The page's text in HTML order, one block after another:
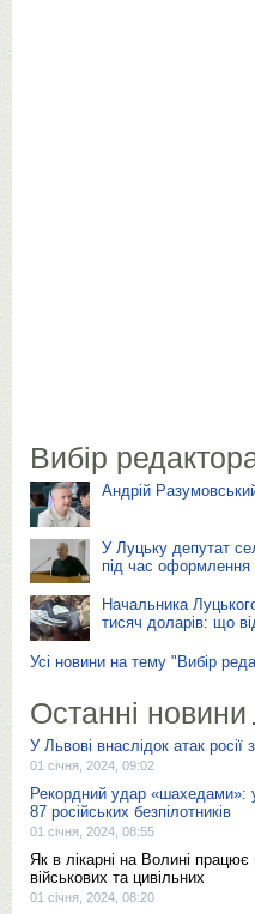
Вибір
Андрій
У Луцьку депутат
під час
Начальника
тисяч доларів: що
Усі новини на тему "Вибір
Останні новини
У Львові внаслідок атак
01 січня, 2024, 09:02
Рекордний удар «шахедами»:
87 російських безпілотників
01 січня, 2024, 08:55
Як в лікарні на Волині працює
військових та цивільних
01 січня, 2024, 08:20